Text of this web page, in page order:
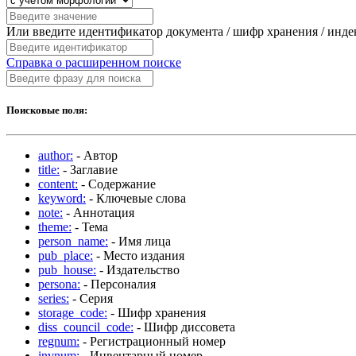
Или введите идентификатор документа / шифр хранения /
Справка о расширенном поиске
Поисковые поля:
author: - Автор
title: - Заглавие
content: - Содержание
keyword: - Ключевые слова
note: - Аннотация
theme: - Тема
person_name: - Имя лица
pub_place: - Место издания
pub_house: - Издательство
persona: - Персоналия
series: - Серия
storage_code: - Шифр хранения
diss_council_code: - Шифр диссовета
regnum: - Регистрационный номер